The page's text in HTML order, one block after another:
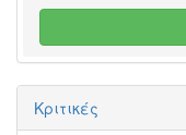
Κριτικές